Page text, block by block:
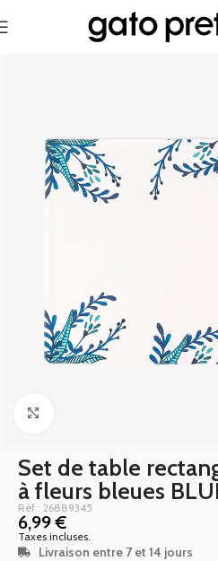
Set de table
à fleurs bleues
Réf : 26889345
6,99€
Taxes incluses.
Livraison entre 7 et 14 jours